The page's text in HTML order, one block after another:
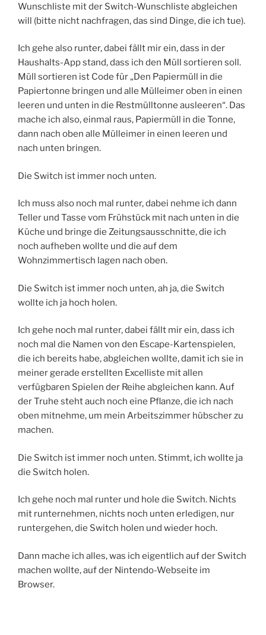
Wunschliste mit der Switch-Wunschliste abgleichen
will (bitte nicht nachfragen, das sind Dinge, die ich tue).
Ich gehe also runter, dabei fällt mir ein, dass in der
Haushalts-App stand, dass ich den Müll sortieren soll.
Müll sortieren ist Code für „Den Papiermüll in die
Papiertonne bringen und alle Mülleimer oben in einen
leeren und unten in die Restmülltonne ausleeren“. Das
mache ich also, einmal raus, Papiermüll in die Tonne,
dann nach oben alle Mülleimer in einen leeren und
nach unten bringen.
Die Switch ist immer noch unten.
Ich muss also noch mal runter, dabei nehme ich dann
Teller und Tasse vom Frühstück mit nach unten in die
Küche und bringe die Zeitungsausschnitte, die ich
noch aufheben wollte und die auf dem
Wohnzimmertisch lagen nach oben.
Die Switch ist immer noch unten, ah ja, die Switch
wollte ich ja hoch holen.
Ich gehe noch mal runter, dabei fällt mir ein, dass ich
noch mal die Namen von den Escape-Kartenspielen,
die ich bereits habe, abgleichen wollte, damit ich sie in
meiner gerade erstellten Excelliste mit allen
verfügbaren Spielen der Reihe abgleichen kann. Auf
der Truhe steht auch noch eine Pflanze, die ich nach
oben mitnehme, um mein Arbeitszimmer hübscher zu
machen.
Die Switch ist immer noch unten. Stimmt, ich wollte ja
die Switch holen.
Ich gehe noch mal runter und hole die Switch. Nichts
mit runternehmen, nichts noch unten erledigen, nur
runtergehen, die Switch holen und wieder hoch.
Dann mache ich alles, was ich eigentlich auf der Switch
machen wollte, auf der Nintendo-Webseite im
Browser.